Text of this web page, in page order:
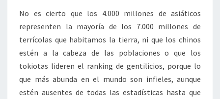
No es cierto que los 4.000 millones de asiáticos
representen la mayoría de los 7.000 millones de
terrícolas que habitamos la tierra, ni que los chinos
estén a la cabeza de las poblaciones o que los
tokiotas lideren el ranking de gentilicios, porque lo
que más abunda en el mundo son infieles, aunque
estén ausentes de todas las estadísticas hasta que